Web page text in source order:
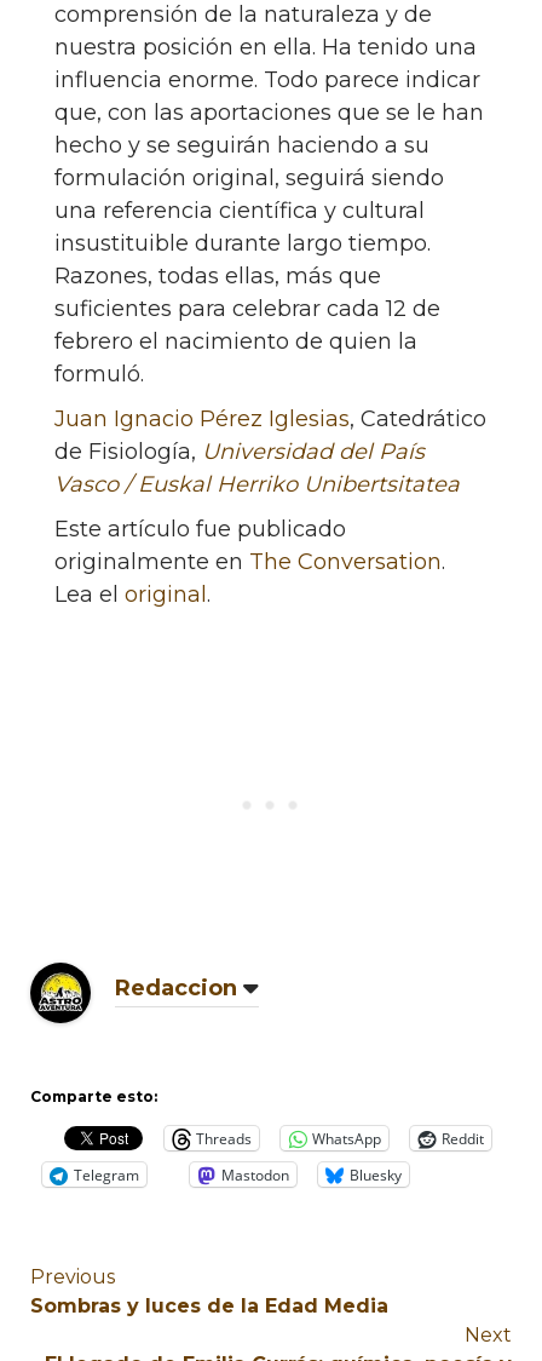
comprensión de la naturaleza y de
nuestra posición en ella. Ha tenido una
influencia enorme. Todo parece indicar
que, con las aportaciones que se le han
hecho y se seguirán haciendo a su
formulación original, seguirá siendo
una referencia científica y cultural
insustituible durante largo tiempo.
Razones, todas ellas, más que
suficientes para celebrar cada 12 de
febrero el nacimiento de quien la
formuló.
Juan Ignacio Pérez Iglesias, Catedrático
de Fisiología, Universidad del País
Vasco / Euskal Herriko Unibertsitatea
Este artículo fue publicado
originalmente en The Conversation.
Lea el original .
Redaccion
Comparte esto:
Threads WhatsApp
Reddit
Telegram
Mastodon Bluesky
Previous
Sombras y luces de la Edad Media
Next